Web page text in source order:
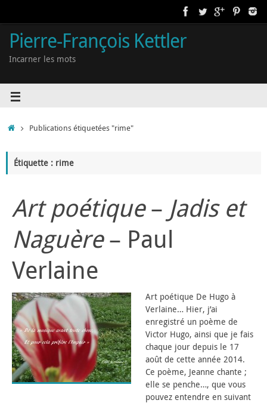
Pierre-François Kettler
Incarner les mots
Publications étiquetées "rime"
Étiquette : rime
Art poétique– Jadis et
Naguère– Paul
Verlaine
Art poétique De Hugo à
Verlaine… Hier, j’ai
enregistré un poème de
Victor Hugo, ainsi que je fais
chaque jour depuis le 17
août de cette année 2014.
Ce poème, Jeanne chante ;
elle se penche…, que vous
pouvez entendre en suivant